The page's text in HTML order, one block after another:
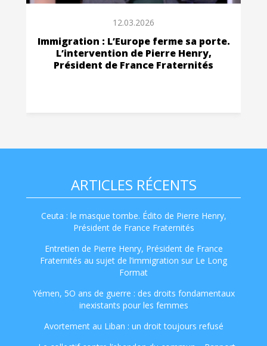
12.03.2026
Immigration : L’Europe ferme sa porte.
L’intervention de Pierre Henry,
Président de France Fraternités
ARTICLES RÉCENTS
Ceuta : le masque tombe. Édito de Pierre Henry,
Président de France Fraternités
Entretien de Pierre Henry, Président de France
Fraternités au sujet de l’immigration sur Le Long
Format
Yémen, 5O ans de guerre : des droits fondamentaux
inexistants pour les femmes
Avortement au Liban : un droit toujours refusé